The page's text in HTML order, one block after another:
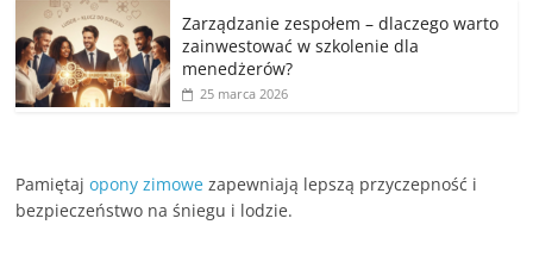
Zarządzanie zespołem – dlaczego warto
zainwestować w szkolenie dla
menedżerów?
25 marca 2026
Pamiętajopony zimowe zapewniają lepszą przyczepność i
bezpieczeństwo na śniegu i lodzie.